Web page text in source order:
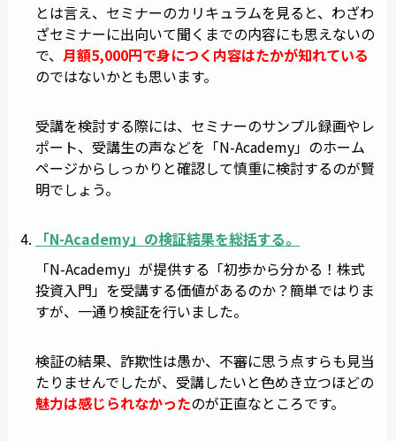
とは言え、セミナーのカリキュラムを見ると、わざわ
ざセミナーに出向いて聞くまでの内容にも思えないの
で、 月額5,000円で身につく内容はたかが知れている
のではないかとも思います。
受講を検討する際には、セミナーのサンプル録画やレ
ポート、受講生の声などを「N-Academy」のホーム
ページからしっかりと確認して慎重に検討するのが賢
明でしょう。
「N-Academy」の検証結果を総括する。
「N-Academy」が提供する「初歩から分かる！株式
投資入門」を受講する価値があるのか？簡単ではりま
すが、一通り検証を行いました。
検証の結果、詐欺性は愚か、不審に思う点すらも見当
たりませんでしたが、受講したいと色めき立つほどの
魅力は感じられなかったのが正直なところです。